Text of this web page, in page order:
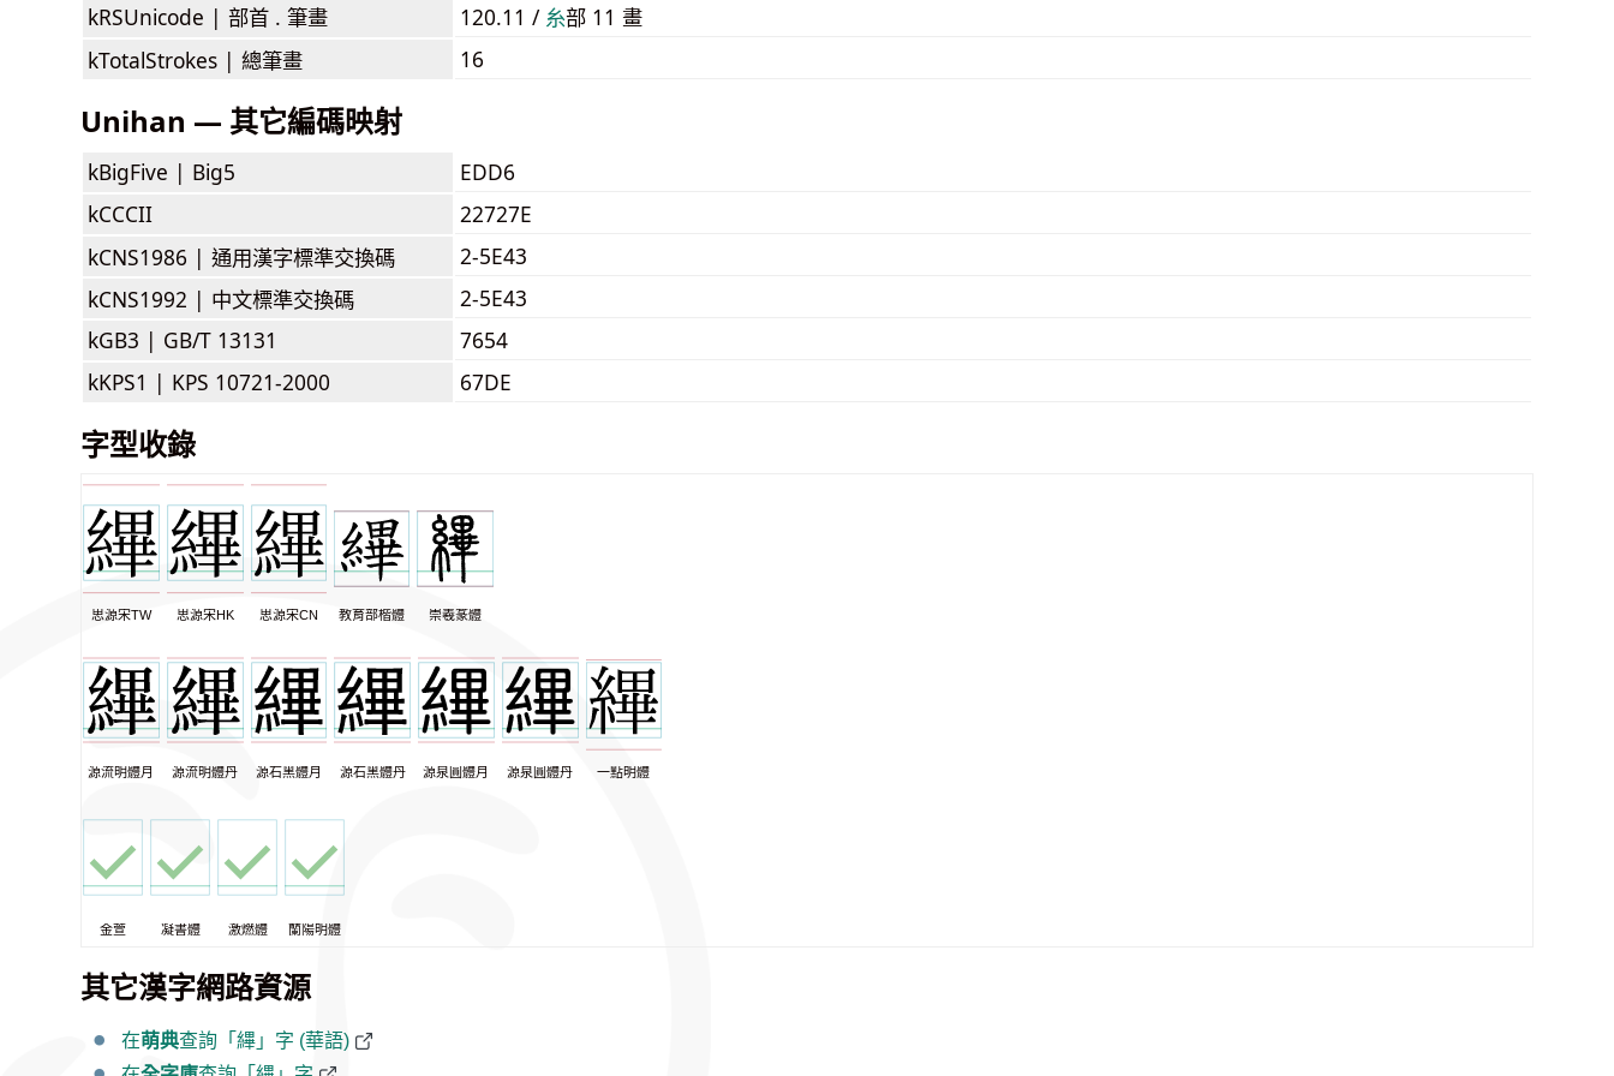
kRSUnicode | 部首 . 筆畫 120.11 / ⽷部 11 畫
kTotalStrokes | 總筆畫 16
Unihan — 其它編碼映射
kBigFive | Big5
EDD6
kCCCII
22727E
kCNS1986 | 通用漢字標準交換碼
2-5E43
kCNS1992 | 中文標準交換碼
2-5E43
kGB3 | GB/T 13131
7654
kKPS1 | KPS 10721-2000 67DE
字型收錄
思源宋TW 思源宋HK 思源宋CN 教育部楷體 崇羲篆體
源流明體月 源流明體丹 源石黑體月 源石黑體丹 源泉圓體月 源泉圓體丹 一點明體
金萱 凝書體 激燃體 蘭陽明體
其它漢字網路資源
在萌典查詢「縪」字 (華語)